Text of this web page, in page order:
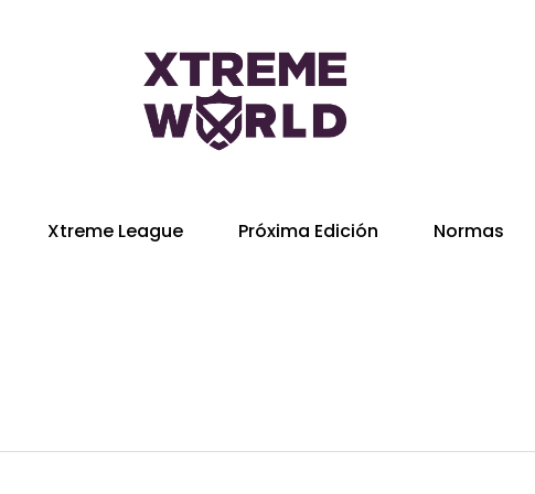
Xtreme League Próxima Edición Normas